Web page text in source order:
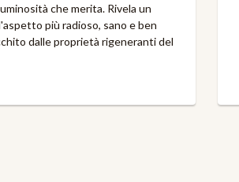
che merita. Rivela un
più radioso, sano e ben
dalle proprietà rigeneranti del